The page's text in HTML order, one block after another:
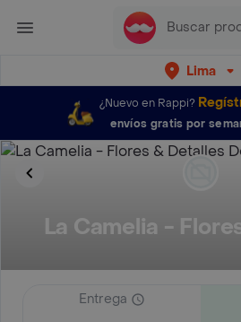
Lima
¿Nuevo en Rappi?
envíos gratis por
La Camelia -
Entrega